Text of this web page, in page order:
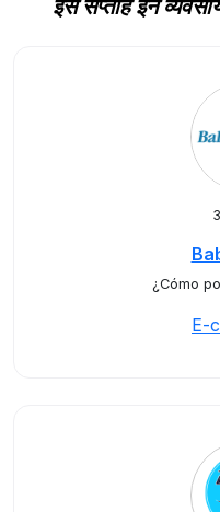
इस सप्ताह इन
¿Cómo
E-